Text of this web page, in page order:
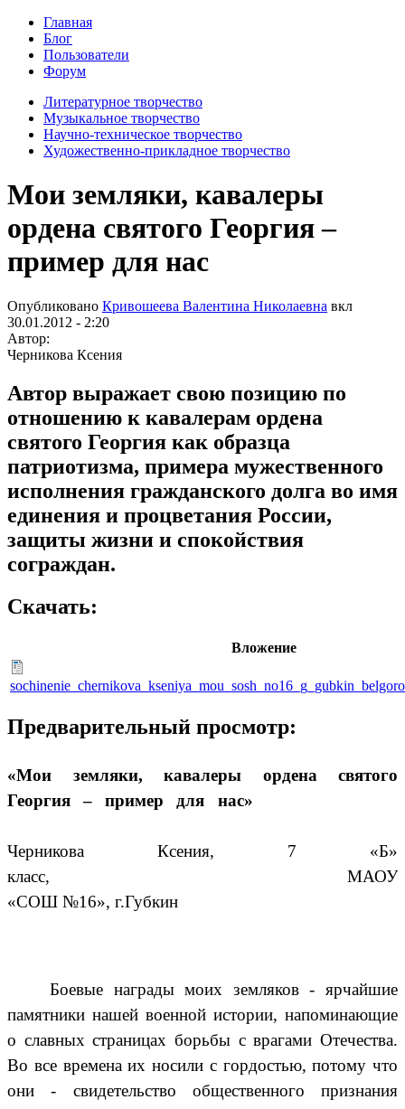
Главная
Блог
Пользователи
Форум
Литературное творчество
Музыкальное творчество
Научно-техническое творчество
Художественно-прикладное творчество
Мои земляки, кавалеры
ордена святого Георгия –
пример для нас
Опубликовано Кривошеева Валентина Николаевна вкл
30.01.2012 - 2:20
Автор:
Черникова Ксения
Автор выражает свою позицию по
отношению к кавалерам ордена
святого Георгия как образца
патриотизма, примера мужественного
исполнения гражданского долга во имя
единения и процветания России,
защиты жизни и спокойствия
сограждан.
Скачать:
Вложение
Предварительный просмотр:
«Мои земляки, кавалеры ордена святого
Георгия – пример для нас»
Черникова Ксения, 7 «Б»
класс, МАОУ
«СОШ №16», г.Губкин
Боевые награды моих земляков - ярчайшие
памятники нашей военной истории, напоминающие
о славных страницах борьбы с врагами Отечества.
Во все времена их носили с гордостью, потому что
они - свидетельство общественного признания